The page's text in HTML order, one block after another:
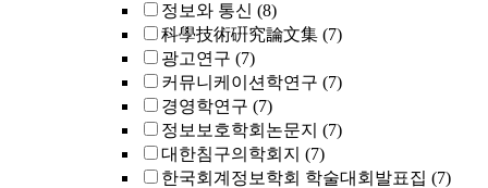
정보와 통신 (8)
科學技術硏究論文集 (7)
광고연구 (7)
커뮤니케이션학연구 (7)
경영학연구 (7)
정보보호학회논문지 (7)
대한침구의학회지 (7)
한국회계정보학회 학술대회발표집 (7)